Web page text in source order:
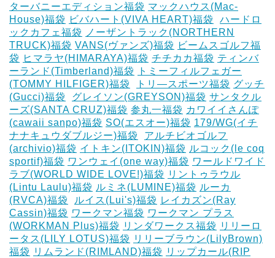
ターバニーエディション福袋 マックハウス(Mac-
House)福袋 ビバハート(VIVA HEART)福袋
ハードロ
ックカフェ福袋
ノーザントラック(NORTHERN
TRUCK)福袋 VANS(ヴァンズ)福袋 ビームスゴルフ福
袋 ヒマラヤ(HIMARAYA)福袋 チチカカ福袋 ティンバ
ーランド(Timberland)福袋
トミーフィルフェガー
(TOMMY HILFIGER)福袋
トリ―スポーツ福袋 グッチ
(Gucci)福袋
グレイソン(GREYSON)福袋 サンタクル
ーズ(SANTA CRUZ)福袋 参丸一福袋 カワイイさんぽ
(cawaii sanpo)福袋 SO(エスオー)福袋 179/WG(イチ
ナナキュウダブルジー)福袋
アルチビオゴルフ
(archivio)福袋 イトキン(ITOKIN)福袋 ルコック(le coq
sportif)福袋 ワンウェイ(one way)福袋 ワールドワイド
ラブ(WORLD WIDE LOVE!)福袋 リントゥラウル
(Lintu Laulu)福袋 ルミネ(LUMINE)福袋 ルーカ
(RVCA)福袋
ルイス(Lui's)福袋 レイカズン(Ray
Cassin)福袋 ワークマン福袋 ワークマン プラス
(WORKMAN Plus)福袋 リンダワークス福袋 リリーロ
ータス(LILY LOTUS)福袋 リリーブラウン(LilyBrown)
福袋 リムランド(RIMLAND)福袋 リップカール(RIP